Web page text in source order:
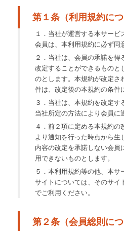
第１条（利用規約につ
１．当社が運営する本サー
会員は、本利用規約に必ず同
２．当社は、会員の承諾を
改定することができるものと
のとします。本規約が改定さ
件は、改定後の本規約の条件
３．当社は、本規約を改定
当社所定の方法により会員に
４．前２項に定める本規約
より通知を行った時点から生
内容の改定を承諾しない会員
用できないものとします。
５．本利用規約等の他、本
サイトについては、そのサイ
でご利用ください。
第２条（会員総則につ